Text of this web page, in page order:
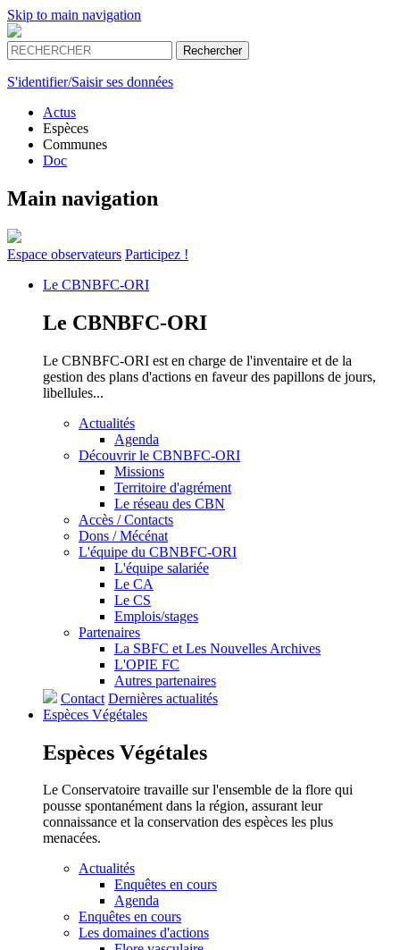
Skip to main navigation
S'identifier/Saisir ses données
Actus
Espèces
Communes
Doc
Main navigation
Espace observateurs Participez !
Le CBNBFC-ORI
Le CBNBFC-ORI
Le CBNBFC-ORI est en charge de l'inventaire et de la
gestion des plans d'actions en faveur des papillons de jours,
libellules...
Actualités
Agenda
Découvrir le CBNBFC-ORI
Missions
Territoire d'agrément
Le réseau des CBN
Accès / Contacts
Dons / Mécénat
L'équipe du CBNBFC-ORI
L'équipe salariée
Le CA
Le CS
Emplois/stages
Partenaires
La SBFC et Les Nouvelles Archives
L'OPIE FC
Autres partenaires
Contact Dernières actualités
Espèces Végétales
Espèces Végétales
Le Conservatoire travaille sur l'ensemble de la flore qui
pousse spontanément dans la région, assurant leur
connaissance et la conservation des espèces les plus
menacées.
Actualités
Enquêtes en cours
Agenda
Enquêtes en cours
Les domaines d'actions